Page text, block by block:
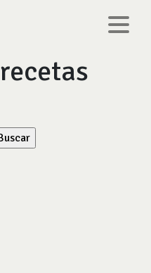
recetas